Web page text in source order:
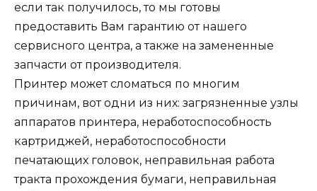
если так получилось, то мы готовы
предоставить Вам гарантию от нашего
сервисного центра, а также на замененные
запчасти от производителя.
Принтер может сломаться по многим
причинам, вот одни из них: загрязненные узлы
аппаратов принтера, неработоспособность
картриджей, неработоспособности
печатающих головок, неправильная работа
тракта прохождения бумаги, неправильная